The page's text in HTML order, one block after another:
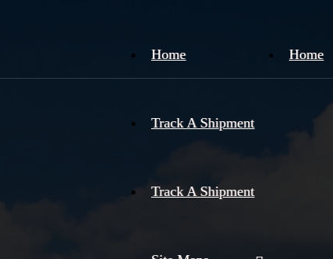
Home
Home
Track A Shipment
Track A Shipment